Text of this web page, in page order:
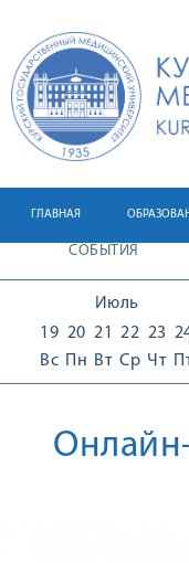
ГЛАВНАЯ
СОБЫТИЯ
Июль
19
Вс
20
Пн
21
Вт
22
Ср
23
Чт